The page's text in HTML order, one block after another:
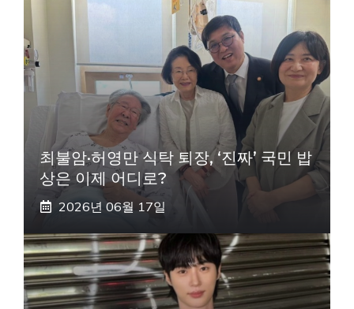
최불암·허영만 식탁 퇴장, ‘진짜’ 국민 밥
상은 이제 어디로?
2026년 06월 17일